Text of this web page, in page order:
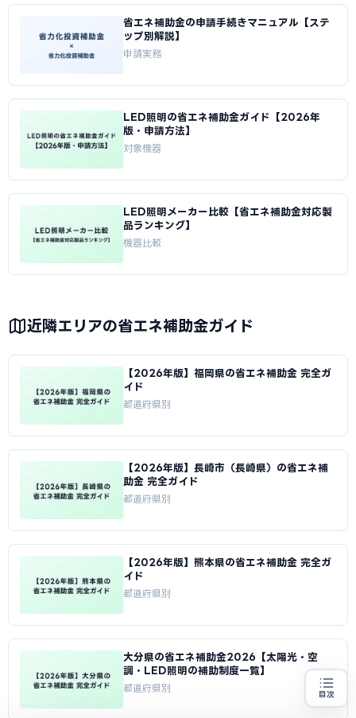
省エネ補助金の申請手続きマニュアル【ステ
ップ別解説】
申請実務
LED照明の省エネ補助金ガイド【2026年
版・申請方法】
対象機器
LED照明メーカー比較【省エネ補助金対応製
品ランキング】
機器比較
近隣エリアの省エネ補助金ガイド
【2026年版】福岡県の省エネ補助金 完全ガ
イド
都道府県別
【2026年版】長崎市（長崎県）の省エネ補
助金 完全ガイド
都道府県別
【2026年版】熊本県の省エネ補助金 完全ガ
イド
都道府県別
大分県の省エネ補助金2026【太陽光・空
調・LED照明の補助制度一覧】
都道府県別
目次